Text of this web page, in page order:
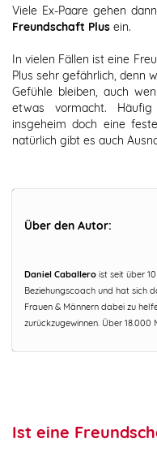
Viele Ex-Paare gehen
Freundschaft Plus ein.
In vielen Fällen ist eine
Plus sehr gefährlich, denn
Gefühle bleiben, auch
etwas vormacht.
insgeheim doch eine
natürlich gibt es auch
Über den Autor:
Daniel Caballero ist seit über
Beziehungscoach und hat sich
Frauen & Männern dabei zu
zurückzugewinnen. Über
Ist eine